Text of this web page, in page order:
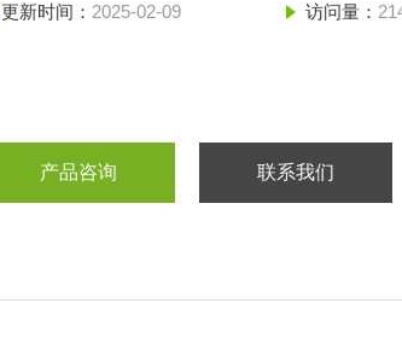
更新时间： 2025-02-09 访问量：
产品咨询 联系我们